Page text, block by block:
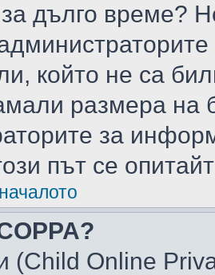
дълго време?
който не са
размера на
за
път се
(Child Online